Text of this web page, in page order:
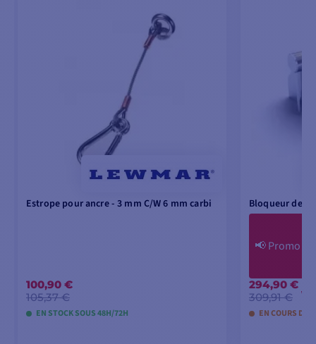
Estrope pour ancre - 3 mm C/W 6 mm carbi
100,90 €
105,37 €
EN STOCK SOUS 48H/72H
Bloqueur de
📢Promo
294,90 €
309,91 €
EN COURS DE